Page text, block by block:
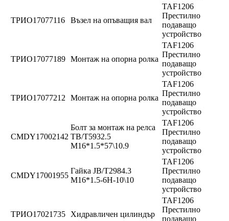
ТРИО17077116 Възел на опъващия вал
TAF1206
Престилно
подаващо
устройство
ТРИО17077189 Монтаж на опорна ролка
TAF1206
Престилно
подаващо
устройство
ТРИО17077212 Монтаж на опорна ролка
TAF1206
Престилно
подаващо
устройство
CMDY17002142
Болт за монтаж на релса
TB/T5932.5
M16*1.5*57\10.9
TAF1206
Престилно
подаващо
устройство
CMDY17001955
Гайка JB/T2984.3
M16*1.5-6H-10\10
TAF1206
Престилно
подаващо
устройство
ТРИО17021735 Хидравличен цилиндър
TAF1206
Престилно
подаващо